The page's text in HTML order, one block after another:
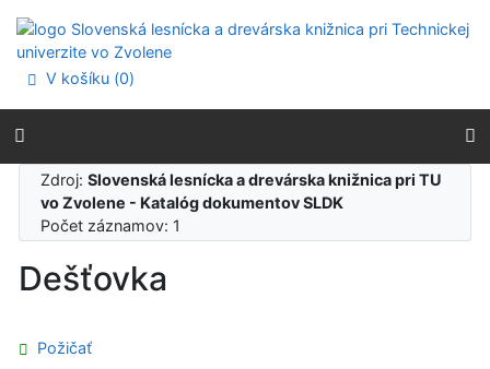
Prejsť na menu
Prehlásenie o webovej prístupnosti
V košíku (0)
Zdroj:Slovenská lesnícka a drevárska knižnica pri TU
vo Zvolene - Katalóg dokumentov SLDK
Počet záznamov: 1
Dešťovka
Požičať